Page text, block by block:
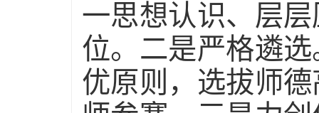
一思想认识、层
位。二是严格遴
优原则，选拔师